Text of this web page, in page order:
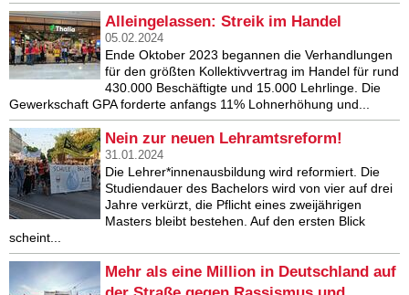
Alleingelassen: Streik im Handel
05.02.2024
Ende Oktober 2023 begannen die Verhandlungen
für den größten Kollektivvertrag im Handel für rund
430.000 Beschäftigte und 15.000 Lehrlinge. Die
Gewerkschaft GPA forderte anfangs 11% Lohnerhöhung und...
Nein zur neuen Lehramtsreform!
31.01.2024
Die Lehrer*innenausbildung wird reformiert. Die
Studiendauer des Bachelors wird von vier auf drei
Jahre verkürzt, die Pflicht eines zweijährigen
Masters bleibt bestehen. Auf den ersten Blick
scheint...
Mehr als eine Million in Deutschland auf